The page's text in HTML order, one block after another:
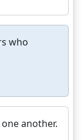
who
another.